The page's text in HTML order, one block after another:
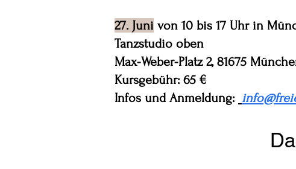
27. Juni von 10 bis 17 Uhr in
Tanzstudio oben
Max-Weber-Platz 2, 81675
Kursgebühr: 65 €
Infos und Anmeldung: